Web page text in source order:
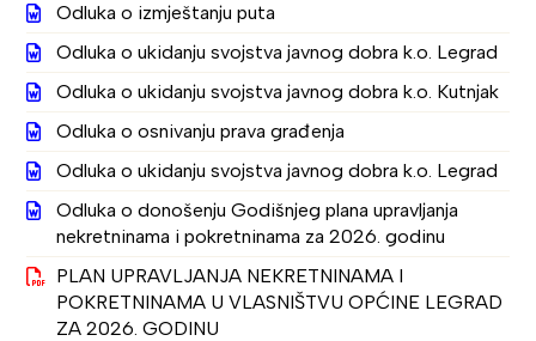
Odluka o izmještanju puta
Odluka o ukidanju svojstva javnog dobra k.o. Legrad
Odluka o ukidanju svojstva javnog dobra k.o. Kutnjak
Odluka o osnivanju prava građenja
Odluka o ukidanju svojstva javnog dobra k.o. Legrad
Odluka o donošenju Godišnjeg plana upravljanja
nekretninama i pokretninama za 2026. godinu
PLAN UPRAVLJANJA NEKRETNINAMA I
POKRETNINAMA U VLASNIŠTVU OPĆINE LEGRAD
ZA 2026. GODINU